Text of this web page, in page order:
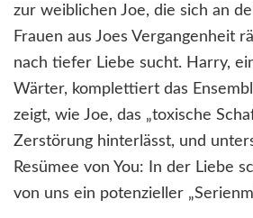
zur weiblichen Joe, die sich an
Frauen aus Joes Vergangenheit
nach tiefer Liebe sucht. Harry,
Wärter, komplettiert das
zeigt, wie Joe, das „toxische
Zerstörung hinterlässt, und
Resümee von You: In der Liebe
von uns ein potenzieller